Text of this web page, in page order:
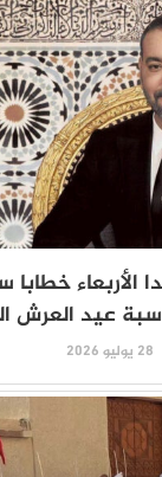
الأربعاء
عيد العرش
28 يوليو 2026